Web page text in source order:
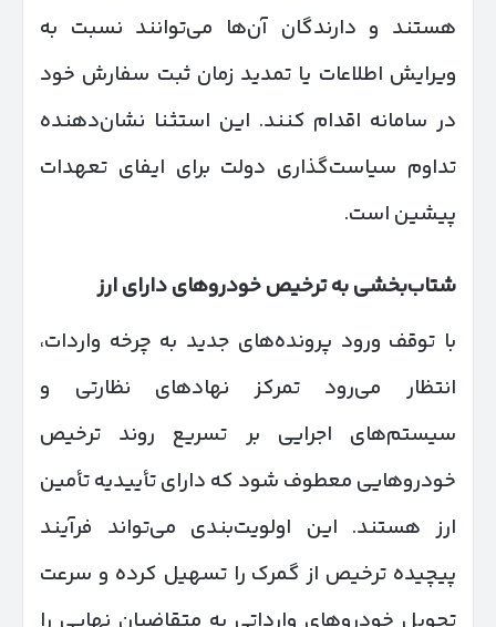
هستند و دارندگان آن‌ها می‌توانند نسبت به
ویرایش اطلاعات یا تمدید زمان ثبت سفارش خود
در سامانه اقدام کنند. این استثنا نشان‌دهنده
تداوم سیاست‌گذاری دولت برای ایفای تعهدات
پیشین است.
شتاب‌بخشی به ترخیص خودروهای دارای ارز
با توقف ورود پرونده‌های جدید به چرخه واردات،
انتظار می‌رود تمرکز نهادهای نظارتی و
سیستم‌های اجرایی بر تسریع روند ترخیص
خودروهایی معطوف شود که دارای تأییدیه تأمین
ارز هستند. این اولویت‌بندی می‌تواند فرآیند
پیچیده ترخیص از گمرک را تسهیل کرده و سرعت
تحویل خودروهای وارداتی به متقاضیان نهایی را